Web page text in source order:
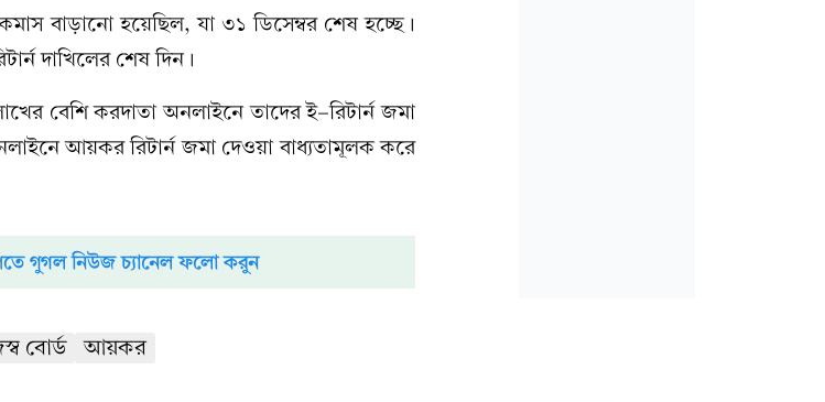
বাড়ানো হয়েছিল, যা ৩১ ডিসেম্বর শেষ হচ্ছে।
দাখিলের শেষ দিন।
বেশি করদাতা অনলাইনে তাদের ই-রিটার্ন জমা
আয়কর রিটার্ন জমা দেওয়া বাধ্যতামূলক করে
গুগল নিউজ চ্যানেল ফলো করুন
বোর্ড আয়কর